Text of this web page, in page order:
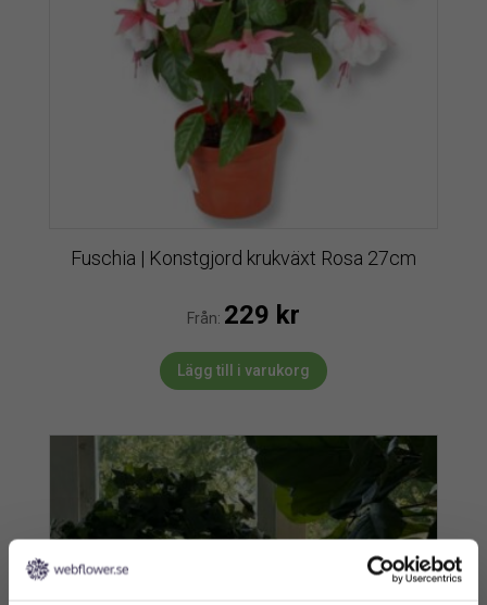
Fuschia | Konstgjord krukväxt Rosa 27cm
Från: 229 kr
Lägg till i varukorg